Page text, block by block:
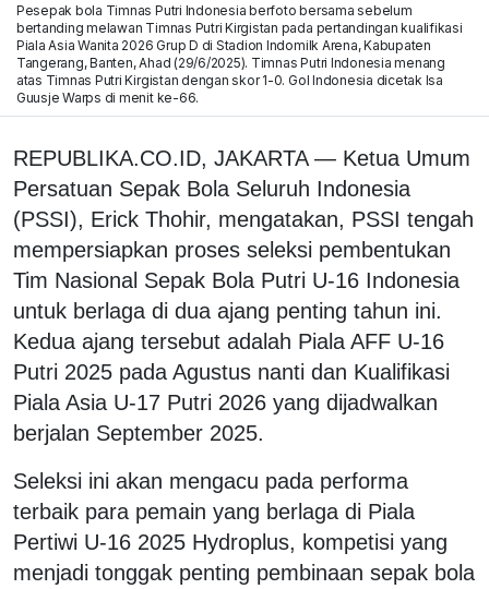
Pesepak bola Timnas Putri Indonesia berfoto bersama sebelum
bertanding melawan Timnas Putri Kirgistan pada pertandingan kualifikasi
Piala Asia Wanita 2026 Grup D di Stadion Indomilk Arena, Kabupaten
Tangerang, Banten, Ahad (29/6/2025). Timnas Putri Indonesia menang
atas Timnas Putri Kirgistan dengan skor 1-0. Gol Indonesia dicetak Isa
Guusje Warps di menit ke-66.
REPUBLIKA.CO.ID, JAKARTA — Ketua Umum
Persatuan Sepak Bola Seluruh Indonesia
(PSSI), Erick Thohir, mengatakan, PSSI tengah
mempersiapkan proses seleksi pembentukan
Tim Nasional Sepak Bola Putri U-16 Indonesia
untuk berlaga di dua ajang penting tahun ini.
Kedua ajang tersebut adalah Piala AFF U-16
Putri 2025 pada Agustus nanti dan Kualifikasi
Piala Asia U-17 Putri 2026 yang dijadwalkan
berjalan September 2025.
Seleksi ini akan mengacu pada performa
terbaik para pemain yang berlaga di Piala
Pertiwi U-16 2025 Hydroplus, kompetisi yang
menjadi tonggak penting pembinaan sepak bola